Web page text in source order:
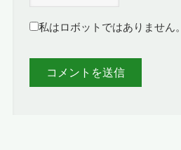
私はロボットではありません。